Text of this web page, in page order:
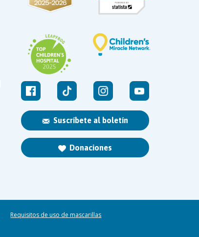
Suscríbete al boletín
Donaciones
Requisitos de uso de mascarillas